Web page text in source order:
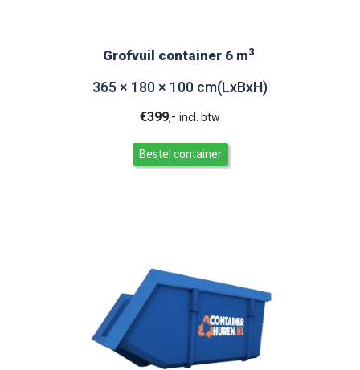
Grofvuil container 6 m3
365 × 180 × 100 cm(LxBxH)
€399,- incl. btw
Bestel container